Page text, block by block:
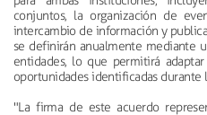
conjuntos, la organización de
intercambio de información y
se definirán anualmente mediante
entidades, lo que permitirá
oportunidades identificadas durante
"La firma de este acuerdo